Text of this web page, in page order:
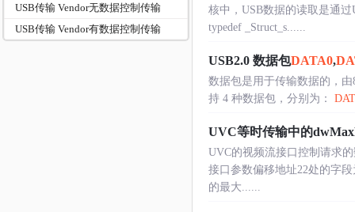
USB传输 Vendor无数据控制传输
USB传输 Vendor有数据控制传输
核中，USB数据的读取是通
typedef _Struct_s......
USB2.0 数据包DATA0,
数据包是用于传输数据的，
持 4 种数据包，分别为：
UVC等时传输中的
UVC的视频流接口控制请求
接口参数偏移地址22处的字
的最大......